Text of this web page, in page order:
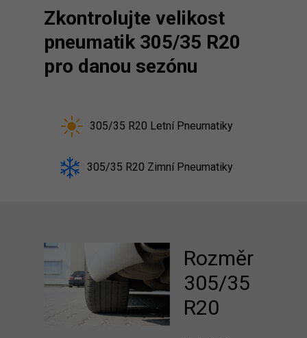
Zkontrolujte velikost
pneumatik 305/35 R20
pro danou sezónu
305/35 R20 Letní Pneumatiky
305/35 R20 Zimní Pneumatiky
Rozměr
305/35
R20